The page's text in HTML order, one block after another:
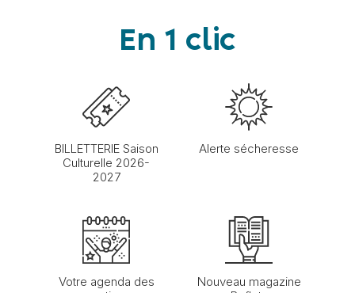
En 1 clic
BILLETTERIE Saison
Culturelle 2026-
2027
Alerte sécheresse
Votre agenda des
Nouveau magazine